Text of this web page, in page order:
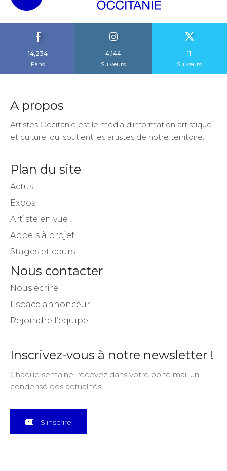
14,234
Fans
4,144
Suiveurs
11
Suiveurs
A propos
Artistes Occitanie est le média d’information artistique
et culturel qui soutient les artistes de notre territoire.
Plan du site
Actus
Expos
Artiste en vue !
Appels à projet
Stages et cours
Nous contacter
Nous écrire
Espace annonceur
Rejoindre l’équipe
Inscrivez-vous à notre newsletter !
Chaque semaine, recevez dans votre boite mail un
condensé des actualités.
S'inscrire